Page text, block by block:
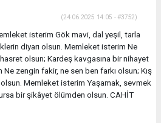
(24.06.2025 14:05 - #3752)
isterim Gök mavi, dal yeşil, tarla
diyarı olsun. Memleket isterim Ne
olsun; Kardeş kavgasına bir nihayet
zengin fakir, ne sen ben farkı olsun; Kış
Memleket isterim Yaşamak, sevmek
bir şikâyet ölümden olsun. CAHİT